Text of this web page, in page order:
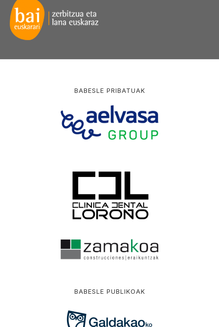
BABESLE PRIBATUAK
BABESLE PUBLIKOAK